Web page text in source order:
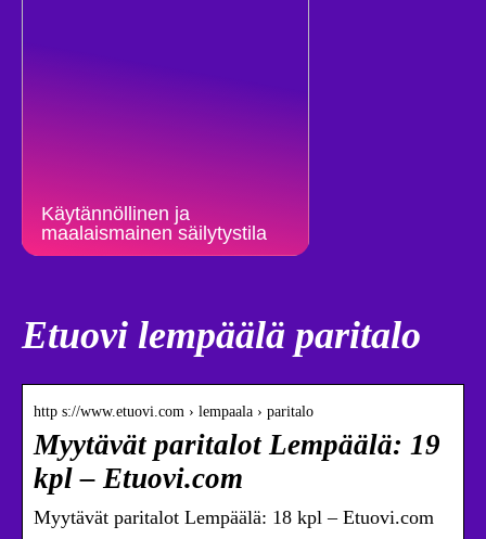
Käytännöllinen ja
maalaismainen säilytystila
Etuovi lempäälä paritalo
http s://www.etuovi.com › lempaala › paritalo
Myytävät paritalot Lempäälä: 19
kpl – Etuovi.com
Myytävät paritalot Lempäälä: 18 kpl – Etuovi.com